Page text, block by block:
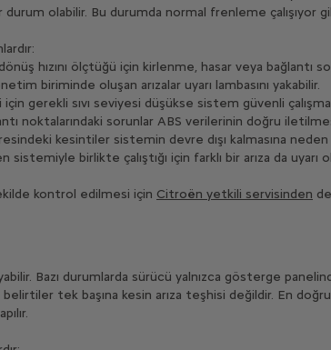
olabilir. Bu durumda normal frenleme çalışıyor
hızını ölçtüğü için kirlenme, hasar veya bağlantı
biriminde oluşan arızalar uyarı lambasını yakabilir.
gerekli sıvı seviyesi düşükse sistem güvenli
noktalarındaki sorunlar ABS verilerinin doğru
kesintiler sistemin devre dışı kalmasına neden
sistemiyle birlikte çalıştığı için farklı bir arıza da uyarı
kontrol edilmesi için Citroën yetkili servisinden
Bazı durumlarda sürücü yalnızca gösterge
belirtiler tek başına kesin arıza teşhisi değildir. En